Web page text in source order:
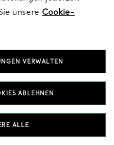
unsere Cookie-
VERWALTEN
ABLEHNEN
ALLE